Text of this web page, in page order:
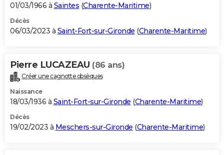
01/03/1966 à Saintes (Charente-Maritime)
Décès
06/03/2023 à Saint-Fort-sur-Gironde (Charente-Maritime)
Pierre LUCAZEAU (86 ans)
Créer une cagnotte obsèques
Naissance
18/03/1936 à Saint-Fort-sur-Gironde (Charente-Maritime)
Décès
19/02/2023 à Meschers-sur-Gironde (Charente-Maritime)